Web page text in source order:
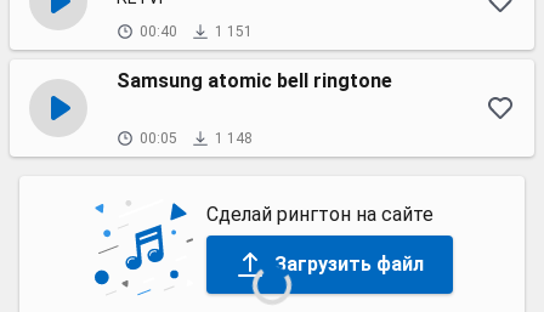
00:40 1 151
Samsung atomic bell ringtone
00:05 1 148
Сделай рингтон на сайте
Загрузить файл